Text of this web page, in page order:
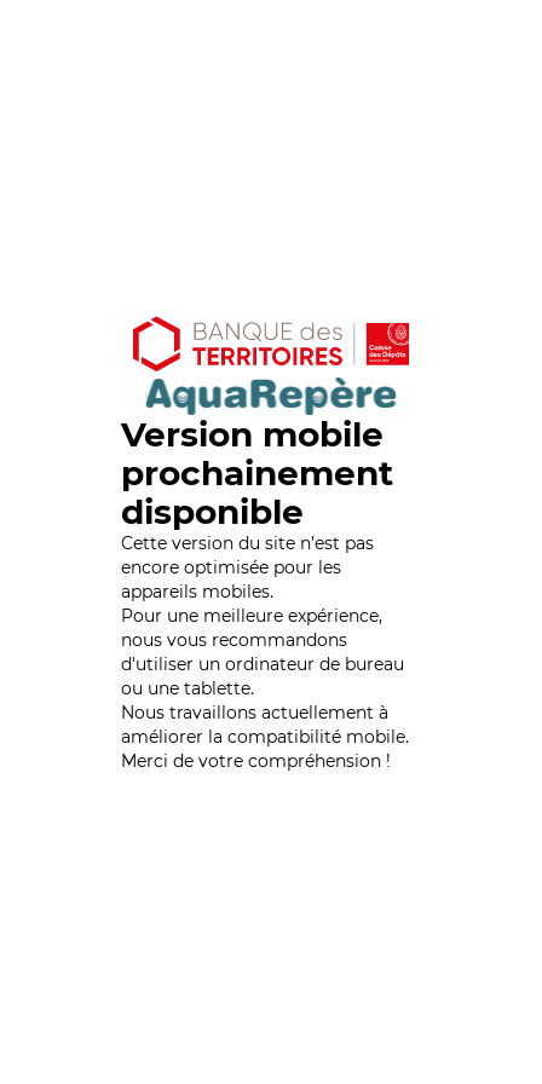
Version mobile
prochainement
disponible
Cette version du site n’est pas
encore optimisée pour les
appareils mobiles.
Pour une meilleure expérience,
nous vous recommandons
d'utiliser un ordinateur de bureau
ou une tablette.
Nous travaillons actuellement à
améliorer la compatibilité mobile.
Merci de votre compréhension !